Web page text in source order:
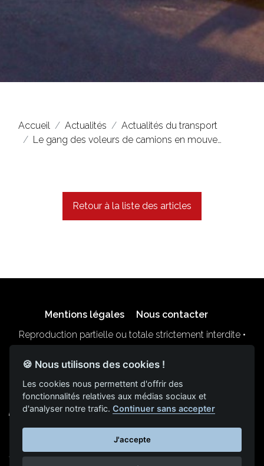
Accueil Actualités
Actualités du transport
Le gang des voleurs de camions en mouve…
Retour à la liste des articles
Mentions légales
Nous contacter
Reproduction partielle ou totale strictement interdite •
TechnologieNAPSYS™
400 chemin du pont de la Sable
🍪 Nous utilisons des cookies !
Les cookies nous permettent d'offrir des
fonctionnalités relatives aux médias sociaux et
d'analyser notre trafic.Continuer sans accepter
J'accepte